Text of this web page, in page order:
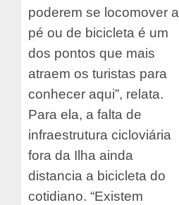
poderem se locomover a
pé ou de bicicleta é um
dos pontos que mais
atraem os turistas para
conhecer aqui”, relata.
Para ela, a falta de
infraestrutura cicloviária
fora da Ilha ainda
distancia a bicicleta do
cotidiano. “Existem